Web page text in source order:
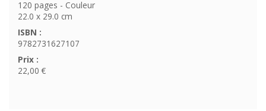
120 pages - Couleur
22.0 x 29.0 cm
ISBN :
9782731627107
Prix :
22,00 €